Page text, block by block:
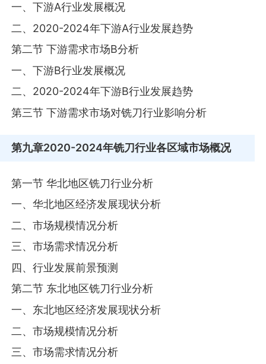
一、下游A行业发展概况
二、2020-2024年下游A行业发展趋势
第二节 下游需求市场B分析
一、下游B行业发展概况
二、2020-2024年下游B行业发展趋势
第三节 下游需求市场对铣刀行业影响分析
第九章2020-2024年铣刀行业各区域市场概况
第一节 华北地区铣刀行业分析
一、华北地区经济发展现状分析
二、市场规模情况分析
三、市场需求情况分析
四、行业发展前景预测
第二节 东北地区铣刀行业分析
一、东北地区经济发展现状分析
二、市场规模情况分析
三、市场需求情况分析